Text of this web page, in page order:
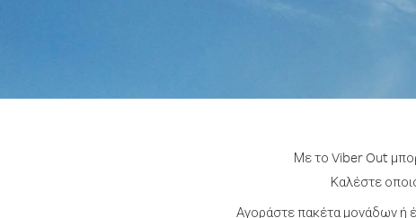
Με το Viber Out
Καλέστε
Αγοράστε πακέτα μονάδων ή